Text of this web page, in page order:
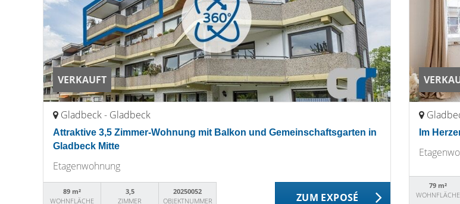
VERKAUFT
Gladbeck - Gladbeck
Attraktive 3,5 Zimmer-Wohnung mit Balkon und Gemeinschaftsgarten in
Gladbeck Mitte
Etagenwohnung
89 m²
WOHNFLÄCHE
3,5
ZIMMER
20250052
OBJEKTNUMMER
ZUM EXPOSÉ
Im
79 m²
WOHNFLÄCHE